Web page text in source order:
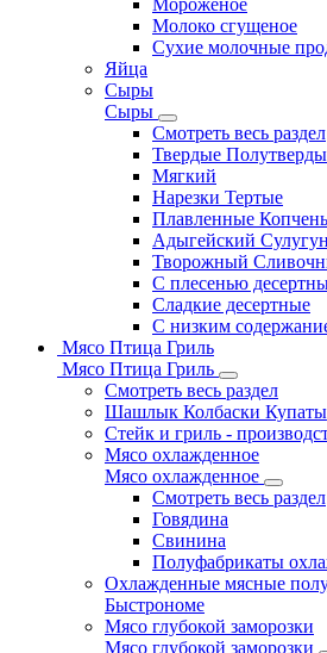
Мороженое
Молоко сгущеное
Сухие молочные
Яйца
Сыры
Сыры
Смотреть весь раздел
Твердые
Мягкий
Нарезки Тертые
Плавленные
Адыгейский
Творожный
С плесенью
Сладкие десертные
С низким
Мясо Птица Гриль
Мясо Птица Гриль
Смотреть весь раздел
Шашлык Колбаски Купаты
Стейк и гриль -
Мясо охлажденное
Мясо охлажденное
Смотреть весь раздел
Говядина
Свинина
Полуфабрикаты
Охлажденные мясные
Быстрономе
Мясо глубокой заморозки
Мясо глубокой заморозки